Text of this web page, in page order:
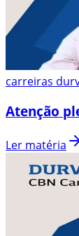
carreiras
Atenção
Ler matéria